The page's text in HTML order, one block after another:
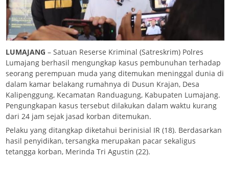
LUMAJANG – Satuan Reserse Kriminal (Satreskrim) Polres
Lumajang berhasil mengungkap kasus pembunuhan terhadap
seorang perempuan muda yang ditemukan meninggal dunia di
dalam kamar belakang rumahnya di Dusun Krajan, Desa
Kalipenggung, Kecamatan Randuagung, Kabupaten Lumajang.
Pengungkapan kasus tersebut dilakukan dalam waktu kurang
dari 24 jam sejak jasad korban ditemukan.
Pelaku yang ditangkap diketahui berinisial IR (18). Berdasarkan
hasil penyidikan, tersangka merupakan pacar sekaligus
tetangga korban, Merinda Tri Agustin (22).